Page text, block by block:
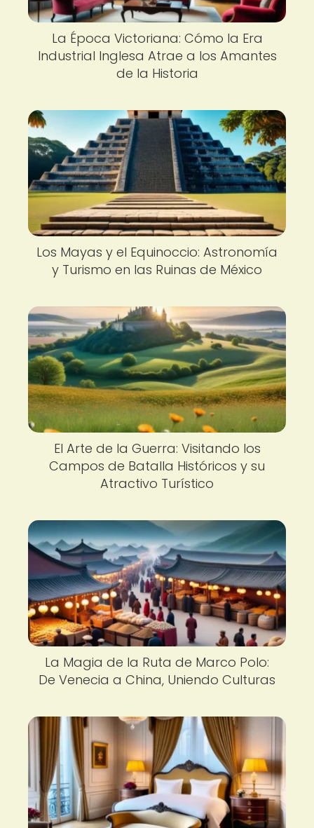
La Época Victoriana: Cómo la Era
Industrial Inglesa Atrae a los Amantes
de la Historia
Los Mayas y el Equinoccio: Astronomía
y Turismo en las Ruinas de México
El Arte de la Guerra: Visitando los
Campos de Batalla Históricos y su
Atractivo Turístico
La Magia de la Ruta de Marco Polo:
De Venecia a China, Uniendo Culturas